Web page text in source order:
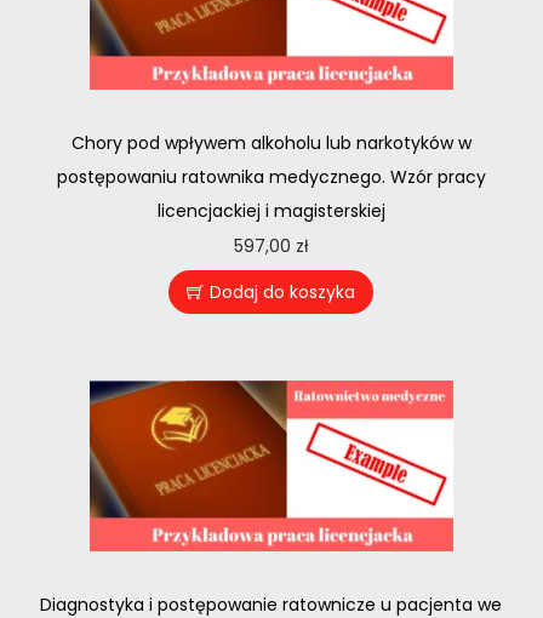
Chory pod wpływem alkoholu lub narkotyków w
postępowaniu ratownika medycznego. Wzór pracy
licencjackiej i magisterskiej
597,00 zł
Dodaj do koszyka
Diagnostyka i postępowanie ratownicze u pacjenta we